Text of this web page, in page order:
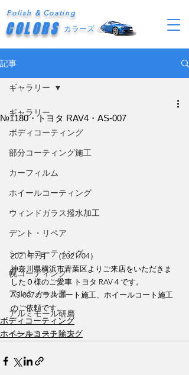
Polish & Coating
COLORS カラーズ
記事
ギャラリー
ボディコーティング
部分コーティング施工
カーフィルム
ホイールコーティング
ウィンドガラス撥水加工
デント・リペア
シートコーティング
幌コーティング
アルミノール磨
アルミモール研磨
ペンキミスト除去
ギャラリー
№1180・トヨタ RAV4・AS-007
2021年7月　（2021/04）
神奈川県横浜市青葉区よりご来店をいただきま
したＯ様のご愛車 トヨタ RAV４です。
AS-007ガラスコート施工、ホイールコート施工
のご依頼です。
ボディコーティング
ホイールコーティング